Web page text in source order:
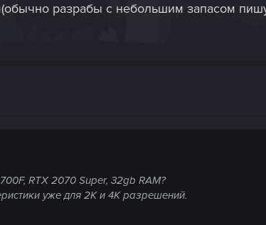
разрабы с небольшим запасом
RTX 2070 Super, 32gb RAM?
уже для 2K и 4K разрешений.